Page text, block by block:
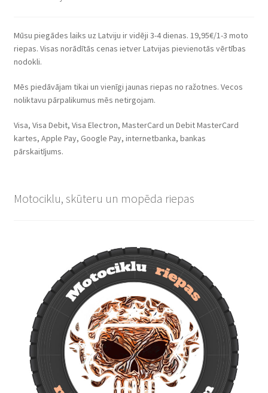
Mūsu piegādes laiks uz Latviju ir vidēji 3-4 dienas. 19,95€/1-3 moto
riepas. Visas norādītās cenas ietver Latvijas pievienotās vērtības
nodokli.
Mēs piedāvājam tikai un vienīgi jaunas riepas no ražotnes. Vecos
noliktavu pārpalikumus mēs netirgojam.
Visa, Visa Debit, Visa Electron, MasterCard un Debit MasterCard
kartes, Apple Pay, Google Pay, internetbanka, bankas
pārskaitījums.
Motociklu, skūteru un mopēda riepas